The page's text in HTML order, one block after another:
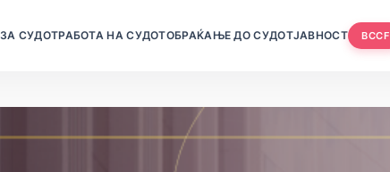
ЗА СУДОТРАБОТА НА СУДОТОБРАЌАЊЕ ДО СУДОТЈАВНОСТ BCCF